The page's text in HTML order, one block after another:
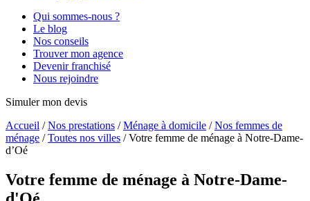
Qui sommes-nous ?
Le blog
Nos conseils
Trouver mon agence
Devenir franchisé
Nous rejoindre
Simuler mon devis
Accueil /Nos prestations /Ménage à domicile /Nos femmes de
ménage /Toutes nos villes /Votre femme de ménage à Notre-Dame-
d’Oé
Votre femme de ménage à Notre-Dame-